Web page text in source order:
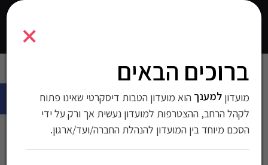
×
ברוכים הבאים
מועדוןלמענך הוא מועדון הטבות דיסקרטי שאינו פתוח
לקהל הרחב, ההצטרפות למועדון נעשית אך ורק על ידי
הסכם מיוחד בין המועדון להנהלת החברה/ועד/ארגון.
1700885
>חולצות חולצות טישרט
טי-שרש Gant לגברים גזרת
Slim עם שרוול ארוך